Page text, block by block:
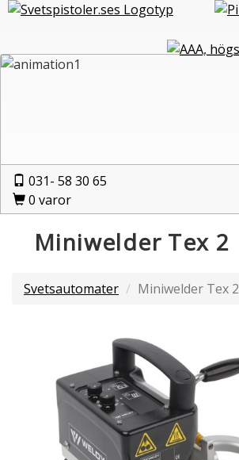
031- 58 30 65
0 varor
Miniwelder Tex 2
Svetsautomater Miniwelder Tex 2